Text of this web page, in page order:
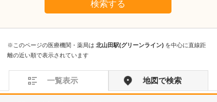
検索する
※このページの医療機関・薬局は 北山田駅(グリーンライン) を中心に直線距
離の近い順で表示されています
一覧表示 地図で検索